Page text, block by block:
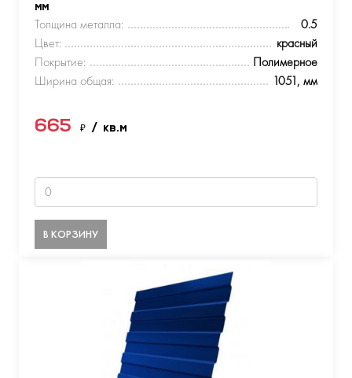
мм
Толщина металла:
0.5
Цвет:
красный
Покрытие:
Полимерное
Ширина общая:
1051, мм
665 ₽ / кв.м
В КОРЗИНУ